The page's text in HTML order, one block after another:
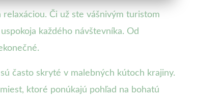
Či už ste vášnivým turistom
každého návštevníka. Od
často skryté v malebných kútoch krajiny.
ktoré ponúkajú pohľad na bohatú